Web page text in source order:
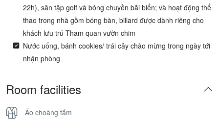
22h), sân tập golf và bóng chuyền bãi biển; và hoạt động thể
thao trong nhà gồm bóng bàn, billard được dành riêng cho
khách lưu trú Tham quan vườn chim
Nước uống, bánh cookies/ trái cây chào mừng trong ngày tới
nhận phòng
Room facilities
Áo choàng tắm